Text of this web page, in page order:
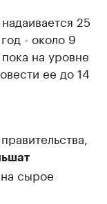
25
- около 9
на уровне
ее до 14
сырое